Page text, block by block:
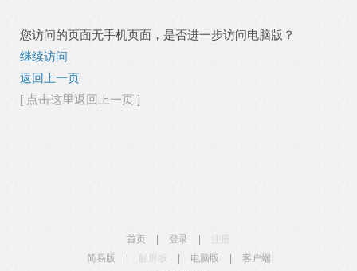
您访问的页面无手机页面，是否进一步访问电脑版？
继续访问
返回上一页
[ 点击这里返回上一页 ]
首页 登录
简易版
触屏版 电脑版
客户端